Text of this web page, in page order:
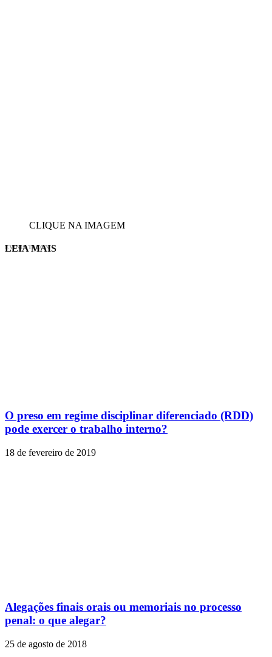
CLIQUE NA IMAGEM
EVINIS TALON
LEIA MAIS
O preso em regime disciplinar diferenciado (RDD)
pode exercer o trabalho interno?
18 de fevereiro de 2019
Alegações finais orais ou memoriais no processo
penal: o que alegar?
25 de agosto de 2018